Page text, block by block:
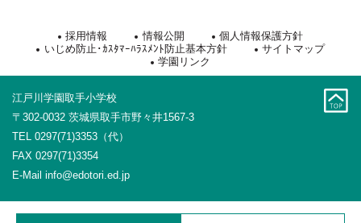
江戸川学園取手小学校
〒302-0032 茨城県取手市野々井1567-3
TEL 0297(71)3353（代）
FAX 0297(71)3354
E-Mail info@edotori.ed.jp
採用情報 情報公開
個人情報保護方針
いじめ防止･ｶｽﾀﾏｰﾊﾗｽﾒﾝﾄ防止基本方針
サイトマップ
学園リンク